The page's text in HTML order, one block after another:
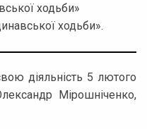
ходьби»
ходьби».
діяльність 5 лютого
Мірошніченко,